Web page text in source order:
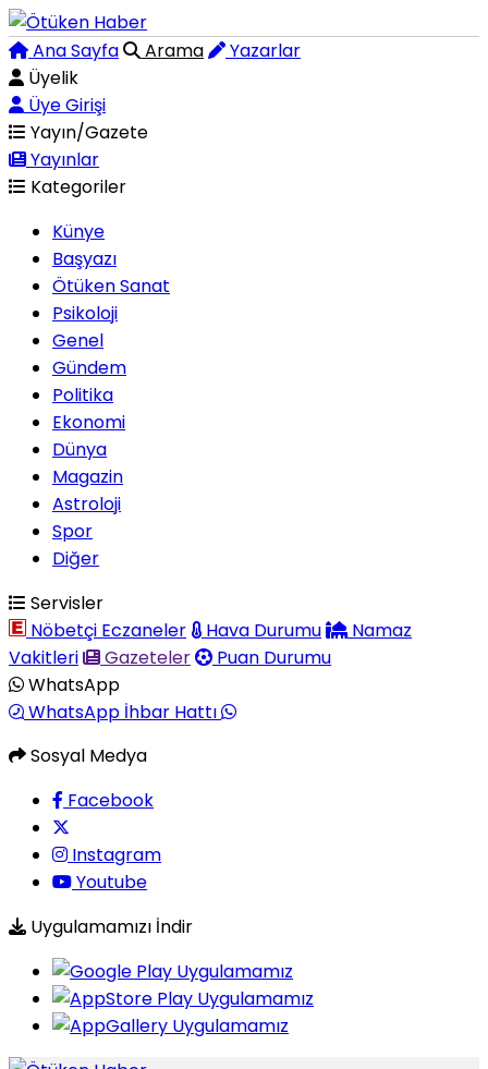
Ana Sayfa Arama
Yazarlar
Üyelik
Üye Girişi
Yayın/Gazete
Yayınlar
Kategoriler
Künye
Başyazı
Ötüken Sanat
Psikoloji
Genel
Gündem
Politika
Ekonomi
Dünya
Magazin
Astroloji
Spor
Diğer
Servisler
Nöbetçi Eczaneler
Hava Durumu
Namaz
Vakitleri
Gazeteler
Puan Durumu
WhatsApp
WhatsApp İhbar Hattı
Sosyal Medya
Facebook
Instagram
Youtube
Uygulamamızı İndir